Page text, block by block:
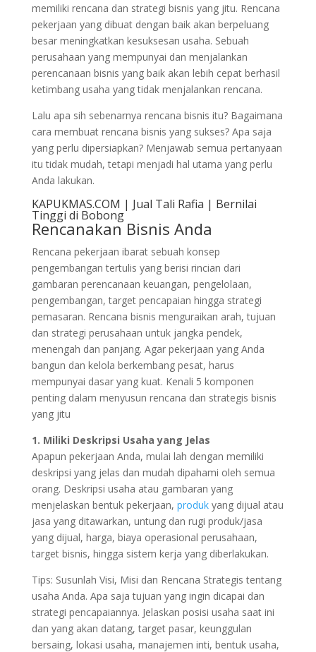
memiliki rencana dan strategi bisnis yang jitu. Rencana
pekerjaan yang dibuat dengan baik akan berpeluang
besar meningkatkan kesuksesan usaha. Sebuah
perusahaan yang mempunyai dan menjalankan
perencanaan bisnis yang baik akan lebih cepat berhasil
ketimbang usaha yang tidak menjalankan rencana.
Lalu apa sih sebenarnya rencana bisnis itu? Bagaimana
cara membuat rencana bisnis yang sukses? Apa saja
yang perlu dipersiapkan? Menjawab semua pertanyaan
itu tidak mudah, tetapi menjadi hal utama yang perlu
Anda lakukan.
KAPUKMAS.COM | Jual Tali Rafia | Bernilai
Tinggi di Bobong
Rencanakan Bisnis Anda
Rencana pekerjaan ibarat sebuah konsep
pengembangan tertulis yang berisi rincian dari
gambaran perencanaan keuangan, pengelolaan,
pengembangan, target pencapaian hingga strategi
pemasaran. Rencana bisnis menguraikan arah, tujuan
dan strategi perusahaan untuk jangka pendek,
menengah dan panjang. Agar pekerjaan yang Anda
bangun dan kelola berkembang pesat, harus
mempunyai dasar yang kuat. Kenali 5 komponen
penting dalam menyusun rencana dan strategis bisnis
yang jitu
1. Miliki Deskripsi Usaha yang Jelas
Apapun pekerjaan Anda, mulai lah dengan memiliki
deskripsi yang jelas dan mudah dipahami oleh semua
orang. Deskripsi usaha atau gambaran yang
menjelaskan bentuk pekerjaan, produkyang dijual atau
jasa yang ditawarkan, untung dan rugi produk/jasa
yang dijual, harga, biaya operasional perusahaan,
target bisnis, hingga sistem kerja yang diberlakukan.
Tips: Susunlah Visi, Misi dan Rencana Strategis tentang
usaha Anda. Apa saja tujuan yang ingin dicapai dan
strategi pencapaiannya. Jelaskan posisi usaha saat ini
dan yang akan datang, target pasar, keunggulan
bersaing, lokasi usaha, manajemen inti, bentuk usaha,